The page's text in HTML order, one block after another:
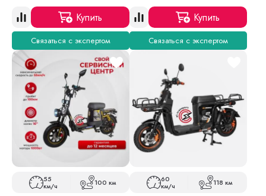
Купить
Связаться с экспертом
Купить
Связаться с экспертом
55
км/ч 100 км 60
км/ч 118 км